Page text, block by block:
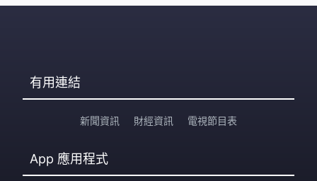
有用連結
新聞資訊 財經資訊 電視節目表
App 應用程式